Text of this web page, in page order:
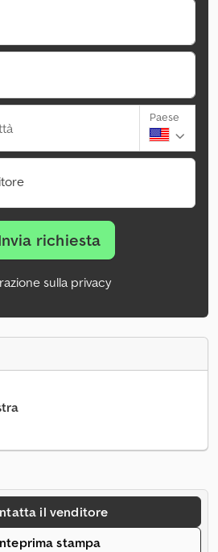
Paese
richiesta
sulla privacy
il venditore
stampa